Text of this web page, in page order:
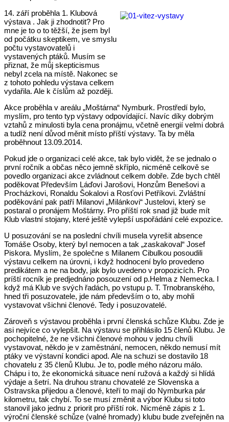
14. září proběhla 1. Klubová
výstava . Jak ji zhodnotit? Pro
mne je to o to těžší, že jsem byl
od počátku skeptikem, ve smyslu
počtu vystavovatelů i
vystavených ptáků. Musím se
přiznat, že můj skepticismus
nebyl zcela na místě. Nakonec se
z tohoto pohledu výstava celkem
vydařila. Ale k číslům až později.
Akce proběhla v areálu „Moštárna“ Nymburk. Prostředí bylo,
myslím, pro tento typ výstavy odpovídající. Navíc díky dobrým
vztahů z minulosti byla cena pronájmu, včetně energií velmi dobrá
a tudíž není důvod měnit místo příští výstavy. Ta by měla
proběhnout 13.09.2014.
Pokud jde o organizaci celé akce, tak bylo vidět, že se jednalo o
první ročník a občas něco jemně skříplo, nicméně celkově se
povedlo organizaci akce zvládnout celkem dobře. Zde bych chtěl
poděkovat Především Láďovi Jarošovi, Honzům Benešovi a
Procházkovi, Ronaldu Šokalovi a Rosťovi Petříkovi. Zvláštní
poděkování pak patří Milanovi „Milánkovi“ Justelovi, který se
postaral o pronájem Moštárny. Pro příští rok snad již bude mít
Klub vlastní stojany, které ještě vylepší uspořádání celé expozice.
U posuzování se na poslední chvíli musela vyrešit absence
Tomáše Osoby, který byl nemocen a tak „zaskakoval“ Josef
Piskora. Myslím, že společne s Milanem Cibulkou posoudili
výstavu celkem na úrovni, i když hodnocení bylo provedeno
predikátem a ne na body, jak bylo uvedeno v propozicích. Pro
príští rocník je predjednáno posouzení od p.Helma z Nemecka. I
když má Klub ve svých řadách, po vstupu p. T. Trnobranského,
hned tři posuzovatele, jde nám především o to, aby mohli
vystavovat všichni členové. Tedy i posuzovatelé.
Zároveň s výstavou proběhla i první členská schůze Klubu. Zde je
asi nejvíce co vylepšit. Na výstavu se přihlásilo 15 členů Klubu. Je
pochopitelné, že ne všichni členové mohou v jednu chvíli
vystavovat, někdo je v zaměstnání, nemocen, někdo nemusí mít
ptáky ve výstavní kondici apod. Ale na schuzi se dostavilo 18
chovatelu z 35 členů Klubu. Je to, podle mého názoru málo.
Chápu i to, že ekonomická situace není ružová a každý si hlídá
výdaje a šetrí. Na druhou stranu chovatelé ze Slovenska a
Ostravska přijedou a členové, kteří to mají do Nymburka pár
kilometru, tak chybí. To se musí změnit a výbor Klubu si toto
stanovil jako jednu z priorit pro příští rok. Nicméně zápis z 1.
výroční členské schůze (valné hromady) klubu bude zveřejněn na